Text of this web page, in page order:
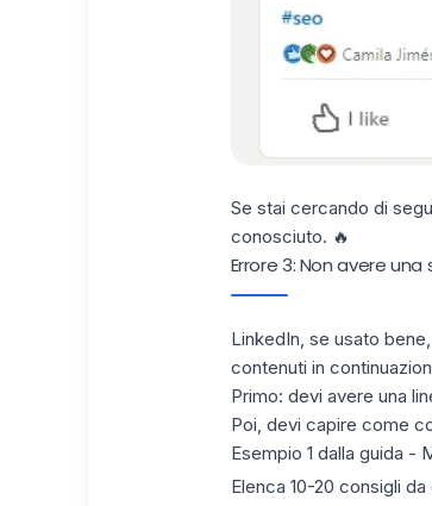
Se stai cercando di
conosciuto. 🔥
Errore 3: Non avere
LinkedIn, se usato
contenuti in
Primo: devi avere una
Poi, devi capire come
Esempio 1 dalla guida -
Elenca 10-20 consigli